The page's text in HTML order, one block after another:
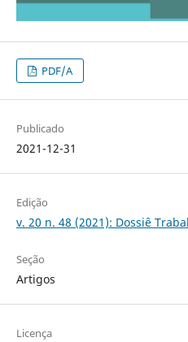
PDF/A
Publicado
2021-12-31
Edição
v. 20 n. 48 (2021): Dossiê
Seção
Artigos
Licença